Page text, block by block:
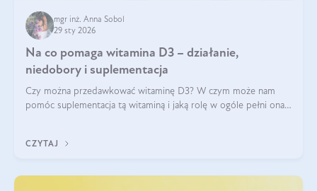
mgr inż. Anna Sobol
29 sty 2026
Na co pomaga witamina D3 – działanie,
niedobory i suplementacja
Czy można przedawkować witaminę D3? W czym może nam
pomóc suplementacja tą witaminą i jaką rolę w ogóle pełni ona
robić?
CZYTAJ